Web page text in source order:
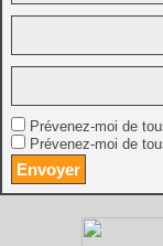
Prévenez-moi de
Prévenez-moi de